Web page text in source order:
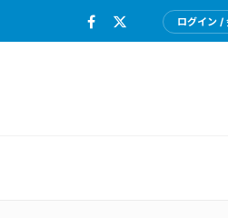
ログイン /